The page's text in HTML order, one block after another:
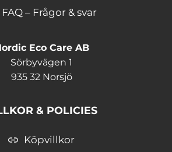
FAQ – Frågor & svar
Eco Care AB
Sörbyvägen 1
935 32 Norsjö
& POLICIES
Köpvillkor